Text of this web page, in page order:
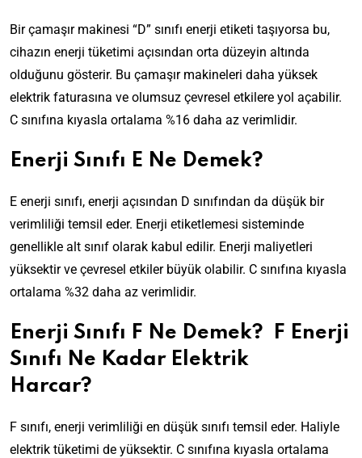
Bir çamaşır makinesi “D” sınıfı enerji etiketi taşıyorsa bu,
cihazın enerji tüketimi açısından orta düzeyin altında
olduğunu gösterir. Bu çamaşır makineleri daha yüksek
elektrik faturasına ve olumsuz çevresel etkilere yol açabilir.
C sınıfına kıyasla ortalama %16 daha az verimlidir.
Enerji Sınıfı E Ne Demek?
E enerji sınıfı, enerji açısından D sınıfından da düşük bir
verimliliği temsil eder. Enerji etiketlemesi sisteminde
genellikle alt sınıf olarak kabul edilir. Enerji maliyetleri
yüksektir ve çevresel etkiler büyük olabilir. C sınıfına kıyasla
ortalama %32 daha az verimlidir.
Enerji Sınıfı F Ne Demek? F Enerji
Sınıfı Ne Kadar Elektrik
Harcar?
F sınıfı, enerji verimliliği en düşük sınıfı temsil eder. Haliyle
elektrik tüketimi de yüksektir. C sınıfına kıyasla ortalama